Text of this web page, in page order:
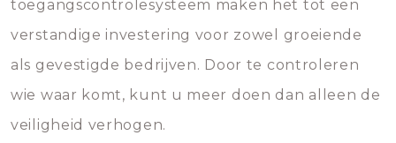
toegangscontrolesysteem maken het tot een
verstandige investering voor zowel groeiende
als gevestigde bedrijven. Door te controleren
wie waar komt, kunt u meer doen dan alleen de
veiligheid verhogen.